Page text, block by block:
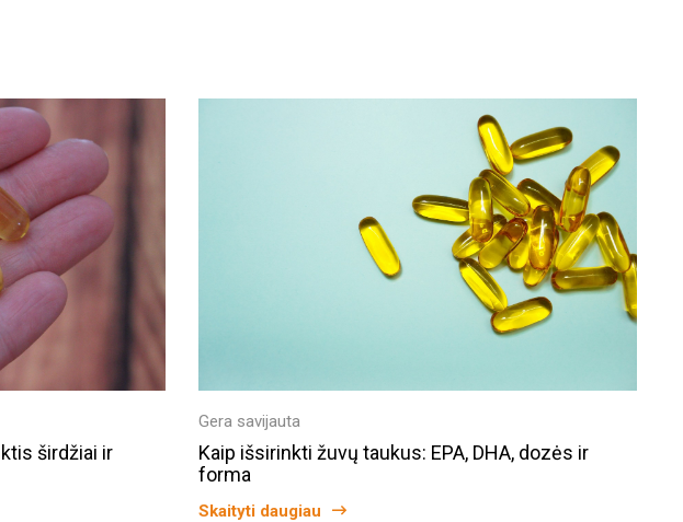
širdžiai ir
Gera savijauta
Kaip išsirinkti žuvų taukus: EPA, DHA, dozės ir
forma
Skaityti daugiau